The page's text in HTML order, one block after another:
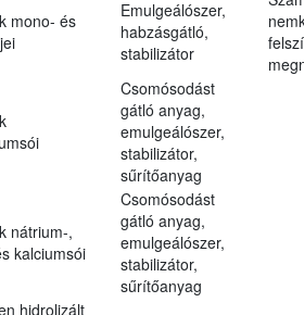
mono- és
Emulgeálószer,
habzásgátló,
stabilizátor
Csomósodást
gátló anyag,
emulgeálószer,
stabilizátor,
sűrítőanyag
nátrium-,
kalciumsói
Csomósodást
gátló anyag,
emulgeálószer,
stabilizátor,
sűrítőanyag
hidrolizált